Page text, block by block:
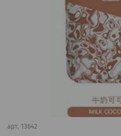
арт. 13642